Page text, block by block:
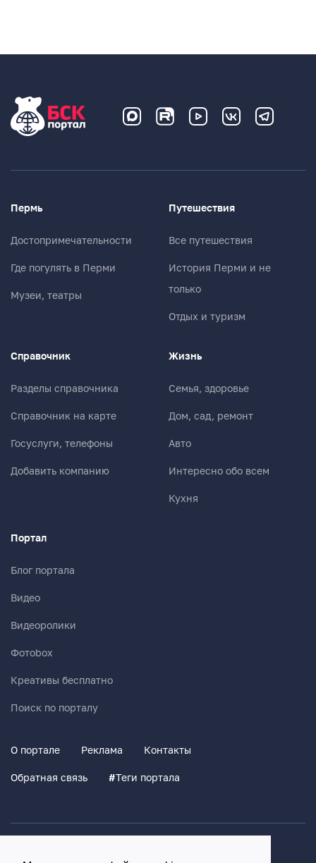
Пермь
Достопримечательности
Где погулять в Перми
Музеи, театры
Путешествия
Все путешествия
История Перми и не
только
Отдых и туризм
Справочник
Разделы справочника
Справочник на карте
Госуслуги, телефоны
Добавить компанию
Жизнь
Семья, здоровье
Дом, сад, ремонт
Авто
Интересно обо всем
Кухня
Портал
Блог портала
Видео
Видеоролики
Фотоbox
Креативы бесплатно
Поиск по порталу
О портале Реклама Контакты
Обратная связь #Теги портала